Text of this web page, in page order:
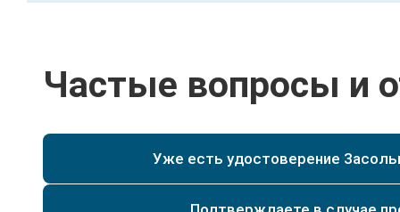
Частые вопросы и
Уже есть удостоверение
Да, при наличии у Вас уже действующего
Да. Мы имеем действующую лицензию на